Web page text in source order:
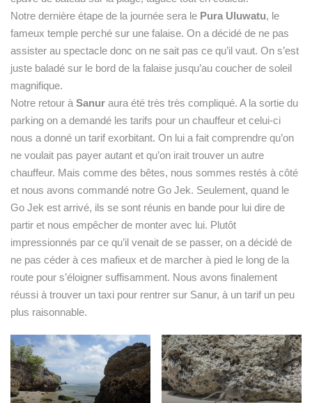
Notre dernière étape de la journée sera le Pura Uluwatu, le
fameux temple perché sur une falaise. On a décidé de ne pas
assister au spectacle donc on ne sait pas ce qu’il vaut. On s’est
juste baladé sur le bord de la falaise jusqu’au coucher de soleil
magnifique.
Notre retour àSanur aura été très très compliqué. A la sortie du
parking on a demandé les tarifs pour un chauffeur et celui-ci
nous a donné un tarif exorbitant. On lui a fait comprendre qu’on
ne voulait pas payer autant et qu’on irait trouver un autre
chauffeur. Mais comme des bêtes, nous sommes restés à côté
et nous avons commandé notre Go Jek. Seulement, quand le
Go Jek est arrivé, ils se sont réunis en bande pour lui dire de
partir et nous empêcher de monter avec lui. Plutôt
impressionnés par ce qu’il venait de se passer, on a décidé de
ne pas céder à ces mafieux et de marcher à pied le long de la
route pour s’éloigner suffisamment. Nous avons finalement
réussi à trouver un taxi pour rentrer sur Sanur, à un tarif un peu
plus raisonnable.